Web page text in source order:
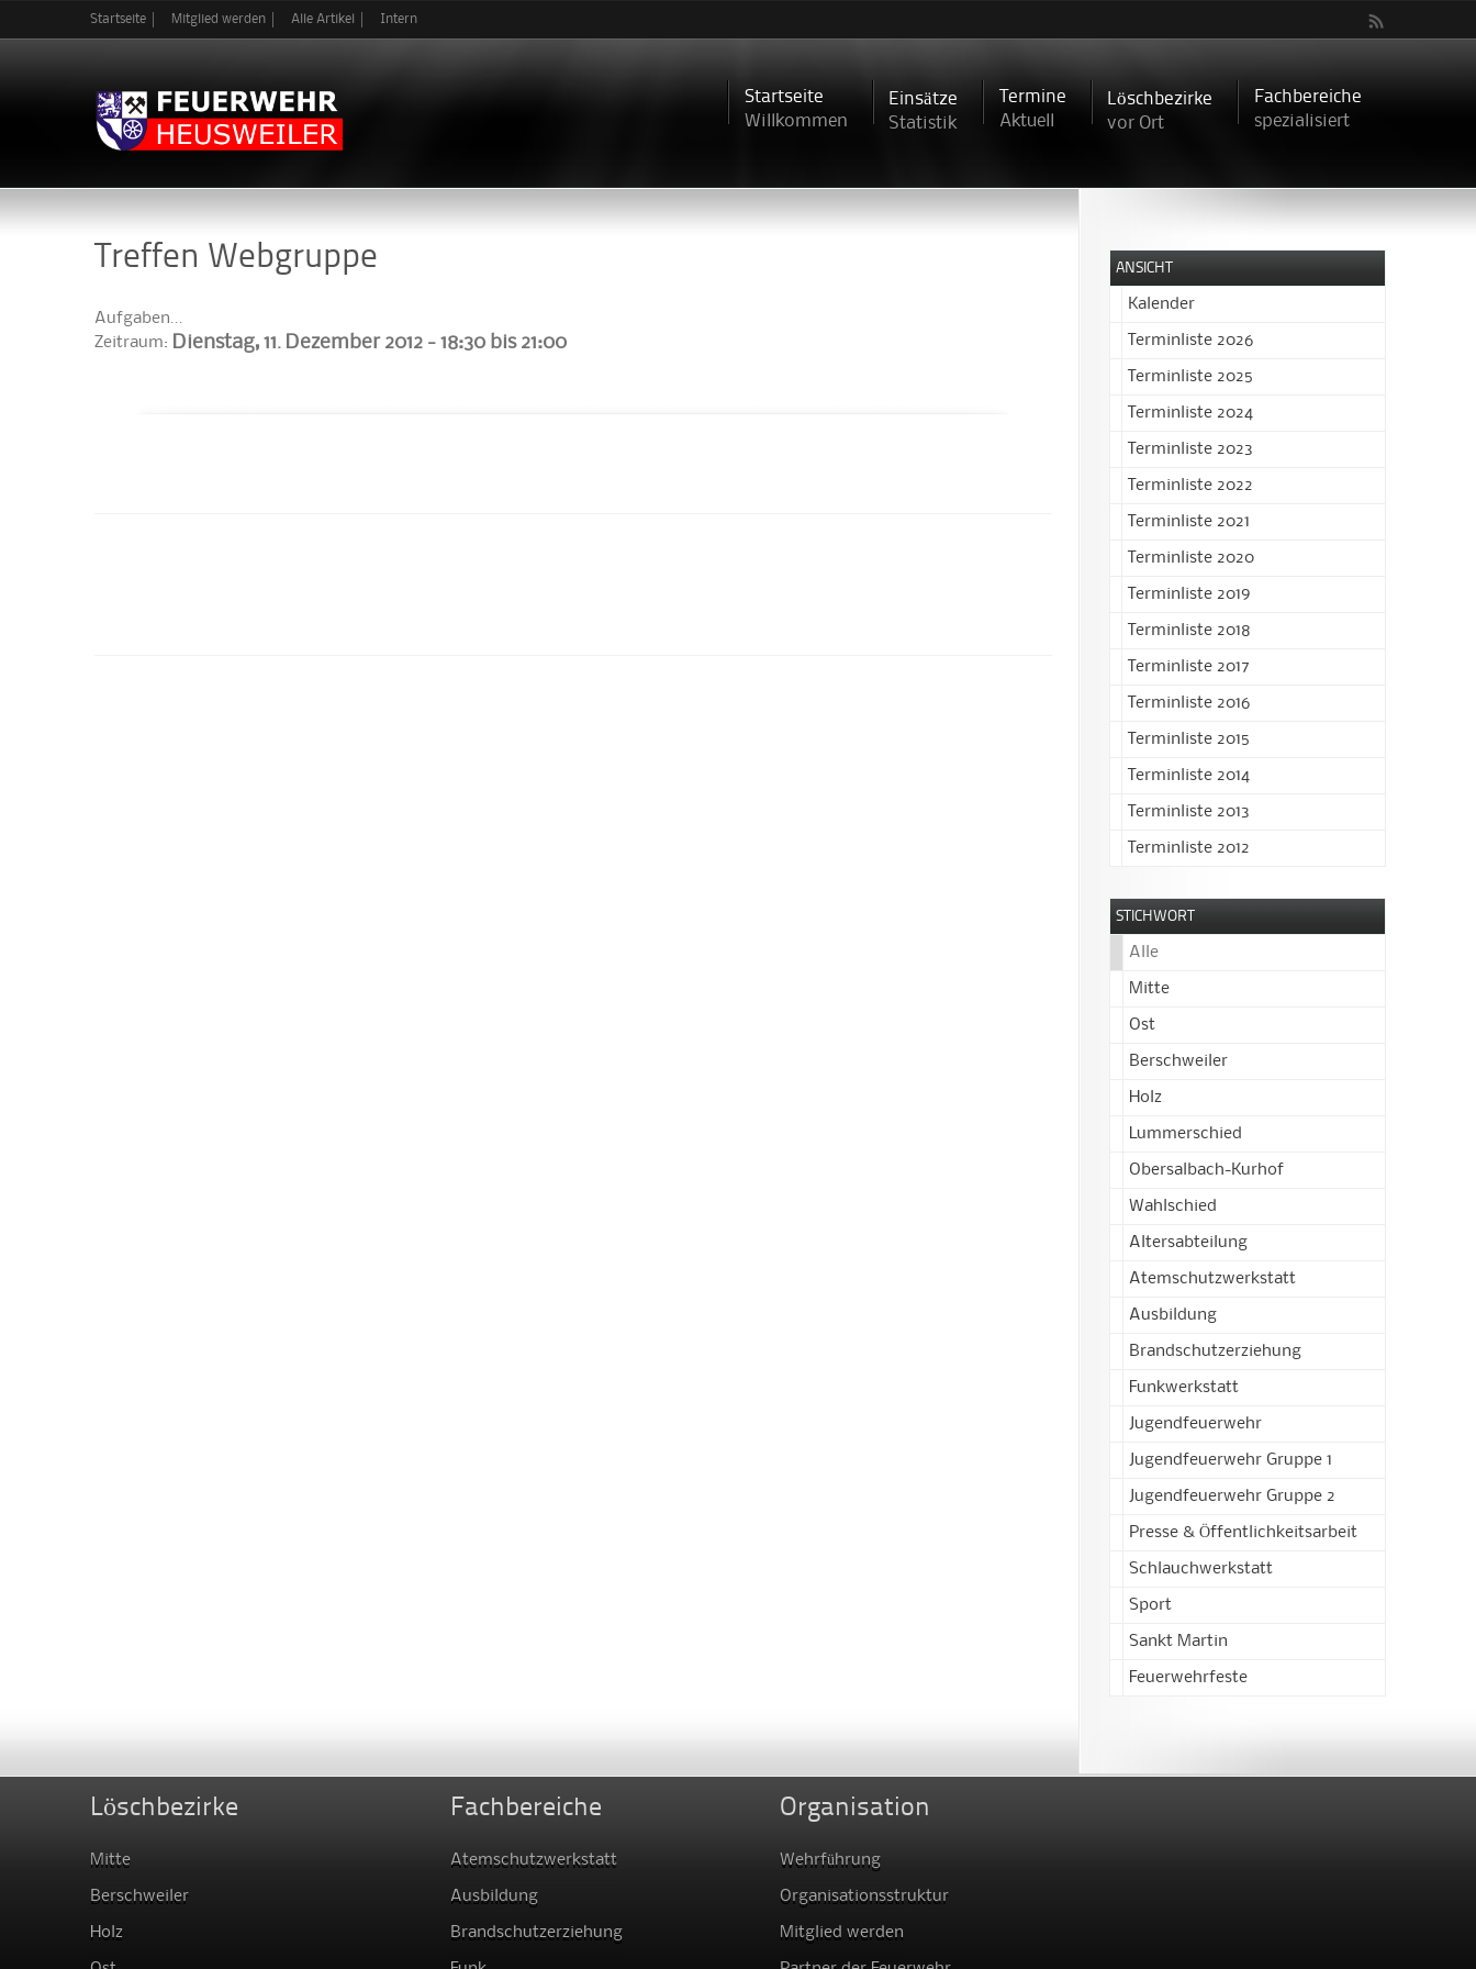
zum
Startseite Mitglied werden Alle Artikel Intern
Startseite
Willkommen
Einsätze
Statistik
Termine
Aktuell
Löschbezirke
vor Ort
Fachbereiche
spezialisiert
Treffen Webgruppe
Aufgaben...
Zeitraum: Dienstag, 11. Dezember 2012 -18:30 bis 21:00
ANSICHT
Kalender
Terminliste 2026
Terminliste 2025
Terminliste 2024
Terminliste 2023
Terminliste 2022
Terminliste 2021
Terminliste 2020
Terminliste 2019
Terminliste 2018
Terminliste 2017
Terminliste 2016
Terminliste 2015
Terminliste 2014
Terminliste 2013
Terminliste 2012
STICHWORT
Alle
Mitte
Ost
Berschweiler
Holz
Lummerschied
Obersalbach-Kurhof
Wahlschied
Altersabteilung
Atemschutzwerkstatt
Ausbildung
Brandschutzerziehung
Funkwerkstatt
Jugendfeuerwehr
Jugendfeuerwehr Gruppe 1
Jugendfeuerwehr Gruppe 2
Presse & Öffentlichkeitsarbeit
Schlauchwerkstatt
Sport
Sankt Martin
Feuerwehrfeste
Löschbezirke
Mitte
Berschweiler
Holz
Fachbereiche
Atemschutzwerkstatt
Ausbildung
Brandschutzerziehung
Organisation
Wehrführung
Organisationsstruktur
Mitglied werden